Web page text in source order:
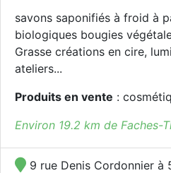
savons saponifiés à froid à
biologiques bougies
Grasse créations en cire,
ateliers...
Produits en vente :
Environ 19.2 km de Faches-
9 rue Denis Cordonnier à